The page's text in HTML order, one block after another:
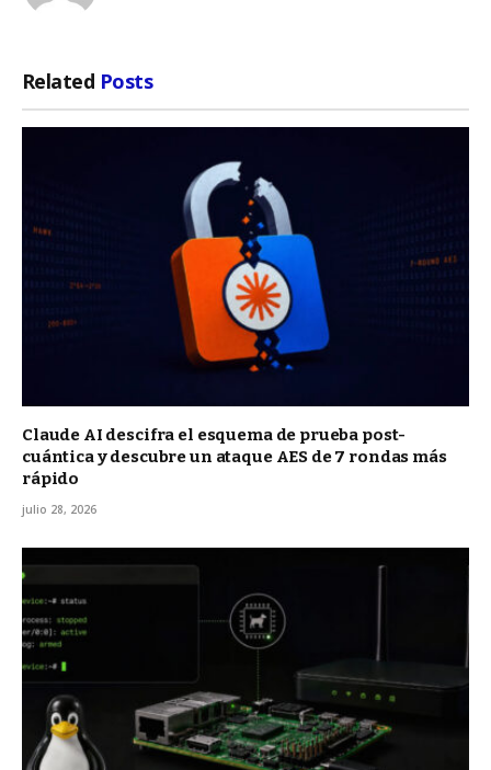
Related Posts
Claude AI descifra el esquema de prueba post-
cuántica y descubre un ataque AES de 7 rondas más
rápido
julio 28, 2026